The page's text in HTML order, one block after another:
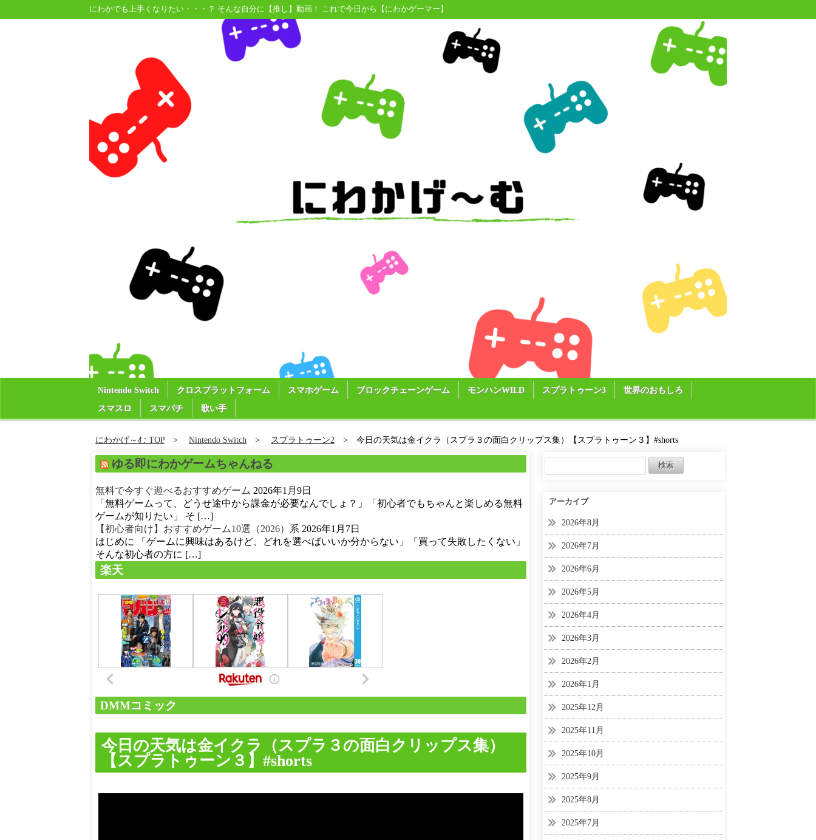
にわかでも上手くなりたい・・・？ そんな自分に【推し】動画！ これで今日から【にわかゲーマー】
Nintendo Switch クロスプラットフォーム スマホゲーム ブロックチェーンゲーム モンハンWILD スプラトゥーン3
世界のおもしろ
スマスロ
スマパチ 歌い手
にわかげ～む TOP Nintendo Switch スプラトゥーン2 今日の天気は金イクラ（スプラ３の面白クリップス集）【スプラトゥーン３】#shorts
ゆる即にわかゲームちゃんねる
無料で今すぐ遊べるおすすめゲーム 2026年1月9日
「無料ゲームって、どうせ途中から課金が必要なんでしょ？」「初心者でもちゃんと楽しめる無料
ゲームが知りたい」 そ […]
【初心者向け】おすすめゲーム10選（2026）系 2026年1月7日
はじめに 「ゲームに興味はあるけど、どれを選べばいいか分からない」「買って失敗したくない」
そんな初心者の方に […]
楽天
DMMコミック
今日の天気は金イクラ（スプラ３の面白クリップス集）
【スプラトゥーン３】#shorts
アーカイブ
2026年8月
2026年7月
2026年6月
2026年5月
2026年4月
2026年3月
2026年2月
2026年1月
2025年12月
2025年11月
2025年10月
2025年9月
2025年8月
2025年7月